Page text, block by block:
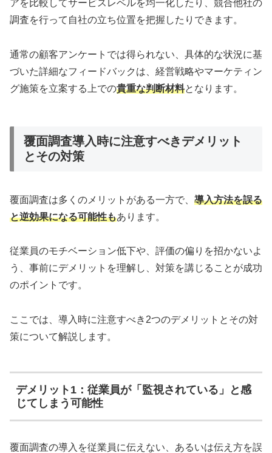
アを比較してサービスレベルを均一化したり、競合他社の
調査を行って自社の立ち位置を把握したりできます。
通常の顧客アンケートでは得られない、具体的な状況に基
づいた詳細なフィードバックは、経営戦略やマーケティン
グ施策を立案する上での貴重な判断材料となります。
覆面調査導入時に注意すべきデメリット
とその対策
覆面調査は多くのメリットがある一方で、 導入方法を誤る
と逆効果になる可能性もあります。
従業員のモチベーション低下や、評価の偏りを招かないよ
う、事前にデメリットを理解し、対策を講じることが成功
のポイントです。
ここでは、導入時に注意すべき2つのデメリットとその対
策について解説します。
デメリット1：従業員が「監視されている」と感
じてしまう可能性
覆面調査の導入を従業員に伝えない、あるいは伝え方を誤